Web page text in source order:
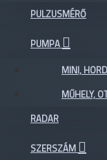
PULZUSMÉRŐ
PUMPA
MINI,
MŰHELY,
RADAR
SZERSZÁM